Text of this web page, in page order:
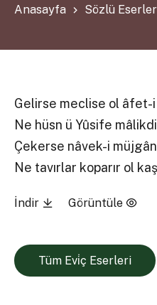
Anasayfa Sözlü Eserler
Gelirse meclise ol âfet-i
Ne hüsn ü Yûsife
Çekerse nâvek-i
Ne tavırlar koparır ol
İndir Görüntüle
Tüm Evi̇ç Eserleri